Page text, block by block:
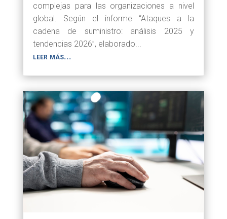
complejas para las organizaciones a nivel
global. Según el informe “Ataques a la
cadena de suministro: análisis 2025 y
tendencias 2026”, elaborado...
leer más...